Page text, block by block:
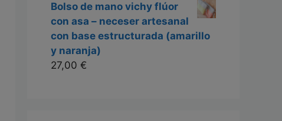
Bolso de mano vichy flúor
con asa – neceser artesanal
con base estructurada (amarillo
y naranja)
27,00 €